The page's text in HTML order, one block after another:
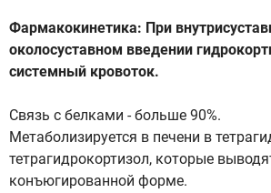
Фармакокинетика: При
околосуставном введении
системный кровоток.
Связь с белками - больше 90%.
Метаболизируется в печени в
тетрагидрокортизол, которые
конъюгированной форме.